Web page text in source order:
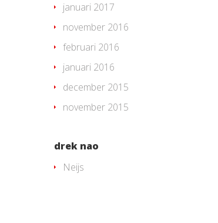
januari 2017
november 2016
februari 2016
januari 2016
december 2015
november 2015
drek nao
Neijs